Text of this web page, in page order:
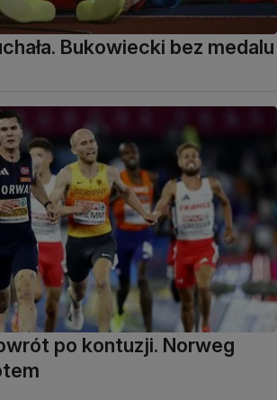
Bukowiecki bez medalu
po kontuzji. Norweg